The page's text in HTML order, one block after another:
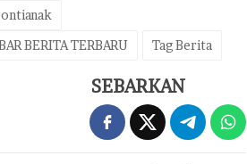
BERITA TERBARU Tag Berita
SEBARKAN